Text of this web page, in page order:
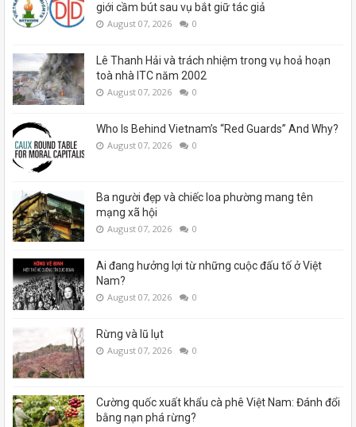
giới cầm bút sau vụ bắt giữ tác giả
August 07, 2026 0
Lê Thanh Hải và trách nhiệm trong vụ hoả hoạn
toà nhà ITC năm 2002
August 07, 2026 0
Who Is Behind Vietnam’s “Red Guards” And Why?
August 07, 2026 0
Ba người đẹp và chiếc loa phường mang tên
mạng xã hội
August 07, 2026 0
Ai đang hưởng lợi từ những cuộc đấu tố ở Việt
Nam?
August 07, 2026 0
Rừng và lũ lụt
August 07, 2026 0
Cường quốc xuất khẩu cà phê Việt Nam: Đánh đổi
bằng nạn phá rừng?